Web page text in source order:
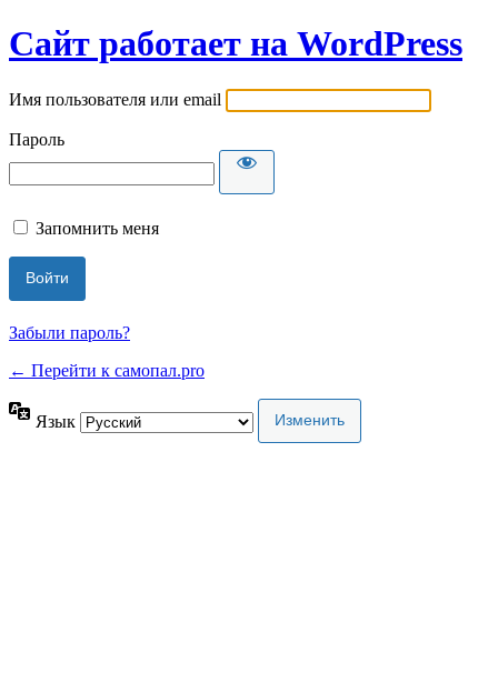
Сайт работает на WordPress
Имя пользователя или email
Пароль
Запомнить меня
Забыли пароль?
← Перейти к самопал.pro
Язык